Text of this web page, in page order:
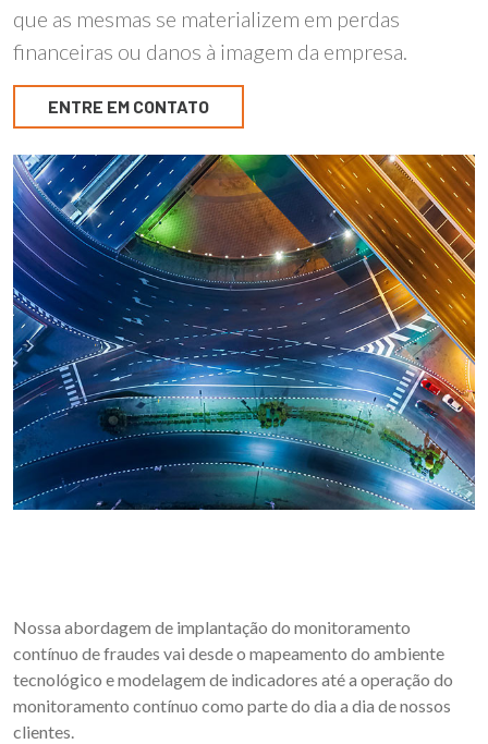
que as mesmas se materializem em perdas
financeiras ou danos à imagem da empresa.
ENTRE EM CONTATO
Nossa abordagem de implantação do monitoramento
contínuo de fraudes vai desde o mapeamento do ambiente
tecnológico e modelagem de indicadores até a operação do
monitoramento contínuo como parte do dia a dia de nossos
clientes.